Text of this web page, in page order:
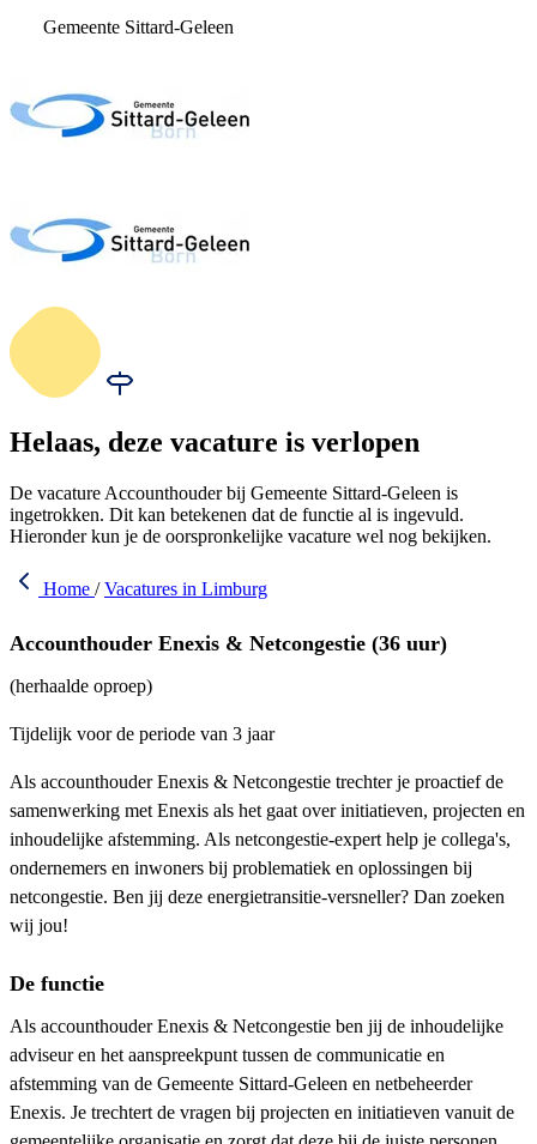
Gemeente Sittard-Geleen
Helaas, deze vacature is verlopen
De vacature Accounthouder bij Gemeente Sittard-Geleen is
ingetrokken. Dit kan betekenen dat de functie al is ingevuld.
Hieronder kun je de oorspronkelijke vacature wel nog bekijken.
Home / Vacatures in Limburg
Accounthouder Enexis & Netcongestie (36 uur)
(herhaalde oproep)
Tijdelijk voor de periode van 3 jaar
Als accounthouder Enexis & Netcongestie trechter je proactief de
samenwerking met Enexis als het gaat over initiatieven, projecten en
inhoudelijke afstemming. Als netcongestie-expert help je collega's,
ondernemers en inwoners bij problematiek en oplossingen bij
netcongestie. Ben jij deze energietransitie-versneller? Dan zoeken
wij jou!
De functie
Als accounthouder Enexis & Netcongestie ben jij de inhoudelijke
adviseur en het aanspreekpunt tussen de communicatie en
afstemming van de Gemeente Sittard-Geleen en netbeheerder
Enexis. Je trechtert de vragen bij projecten en initiatieven vanuit de